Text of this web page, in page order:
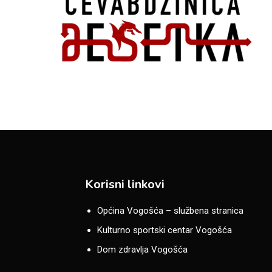
Korisni linkovi
Općina Vogošća – službena stranica
Kulturno sportski centar Vogošća
Dom zdravlja Vogošća